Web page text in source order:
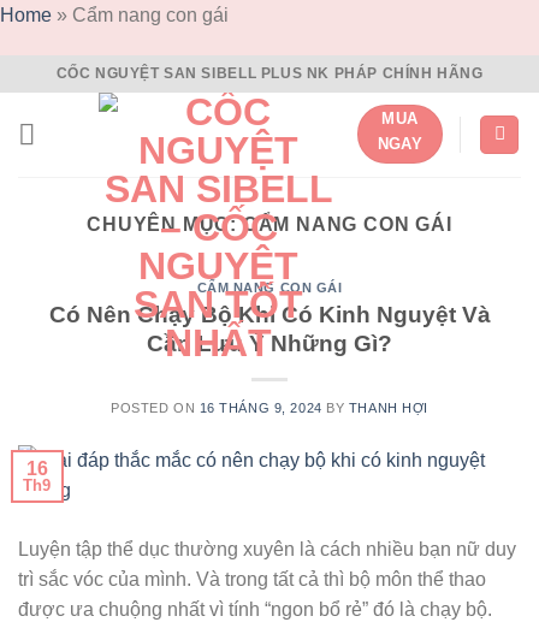
Home » Cẩm nang con gái
to
content
CỐC NGUYỆT SAN SIBELL PLUS NK PHÁP CHÍNH HÃNG
MUA
NGAY
CHUYÊN MỤC:CẨM NANG CON GÁI
CẨM NANG CON GÁI
Có Nên Chạy Bộ Khi Có Kinh Nguyệt Và
Cần Lưu Ý Những Gì?
POSTED ON 16 THÁNG 9, 2024 BY THANH HỢI
16
Th9
Luyện tập thể dục thường xuyên là cách nhiều bạn nữ duy
trì sắc vóc của mình. Và trong tất cả thì bộ môn thể thao
được ưa chuộng nhất vì tính “ngon bổ rẻ” đó là chạy bộ.